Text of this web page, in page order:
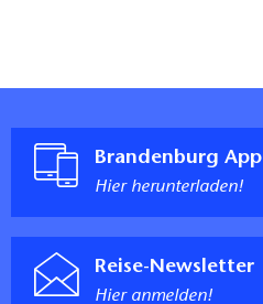
Brandenburg App
Hier herunterladen!
Reise-Newsletter
Hier anmelden!